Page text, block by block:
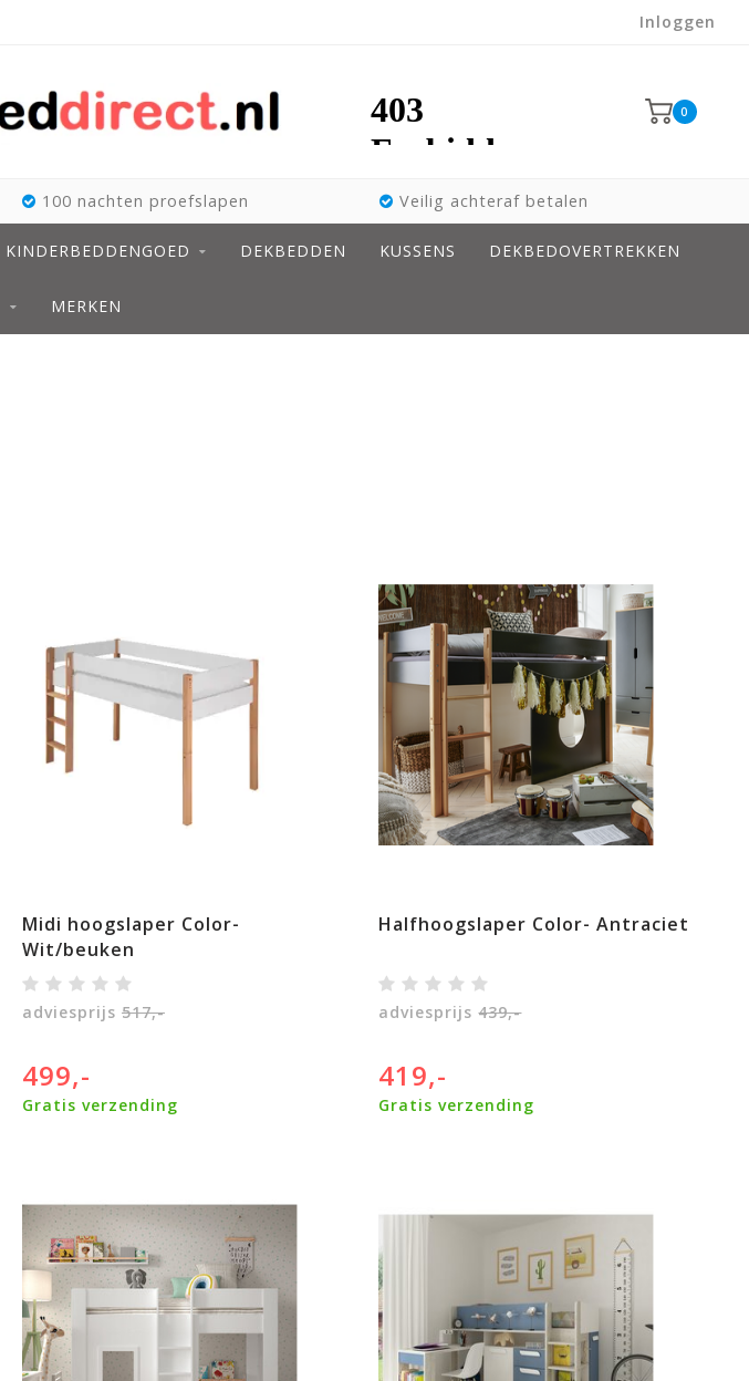
Inloggen
0
100 nachten proefslapen Veilig achteraf betalen
KINDERBEDDENGOED DEKBEDDEN KUSSENS DEKBEDOVERTREKKEN
MERKEN
Midi hoogslaper Color-
Wit/beuken
adviesprijs 517,-
499,-
Gratis verzending
Halfhoogslaper Color- Antraciet
adviesprijs 439,-
419,-
Gratis verzending